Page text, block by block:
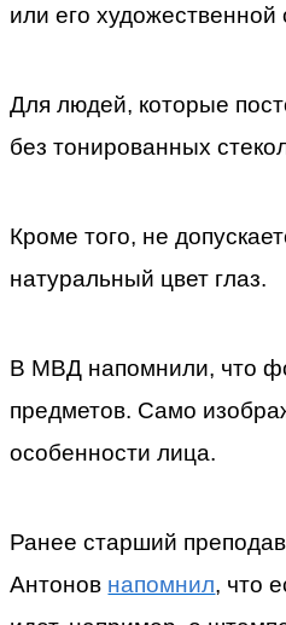
или его художественной
Для людей, которые
без тонированных
Кроме того, не
натуральный цвет глаз.
В МВД напомнили, что
предметов. Само
особенности лица.
Ранее старший
Антонов напомнил, что